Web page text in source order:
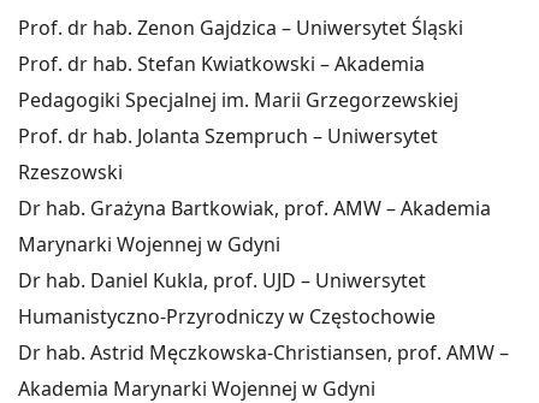
Prof. dr hab. Zenon Gajdzica – Uniwersytet Śląski
Prof. dr hab. Stefan Kwiatkowski – Akademia
Pedagogiki Specjalnej im. Marii Grzegorzewskiej
Prof. dr hab. Jolanta Szempruch – Uniwersytet
Rzeszowski
Dr hab. Grażyna Bartkowiak, prof. AMW – Akademia
Marynarki Wojennej w Gdyni
Dr hab. Daniel Kukla, prof. UJD – Uniwersytet
Humanistyczno-Przyrodniczy w Częstochowie
Dr hab. Astrid Męczkowska-Christiansen, prof. AMW –
Akademia Marynarki Wojennej w Gdyni